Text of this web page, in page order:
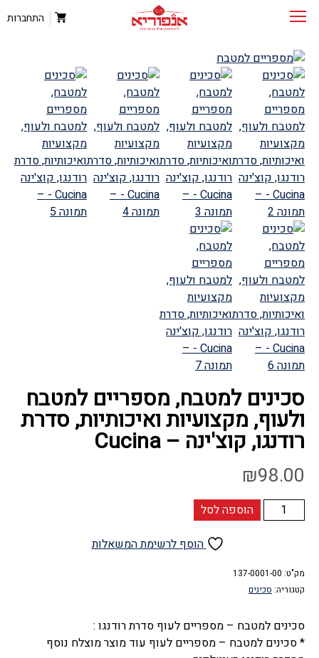
התחברות
סכינים למטבח, מספריים למטבח
ולעוף, מקצועיות ואיכותיות, סדרת
רודנגו, קוצ'ינה – Cucina
₪98.00
כמות
של
מספריים
למטבח
מקצועיות
ואיכותיות,
הוספה לסל
הוסף לרשימת המשאלות
מק"ט: 137-0001-00
קטגוריה: סכינים
סכינים למטבח – מספריים לעוף סדרת רודנגו :
* סכינים למטבח – מספריים לעוף עוד מוצר מוצלח נוסף